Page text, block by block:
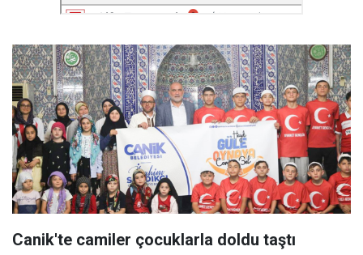
Canik'te camiler çocuklarla doldu taştı